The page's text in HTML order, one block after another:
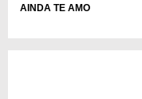
AINDA TE AMO